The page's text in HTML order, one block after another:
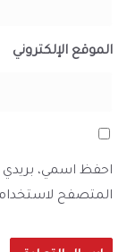
الموقع الإلكتروني
احفظ اسمي، بريدي
المتصفح